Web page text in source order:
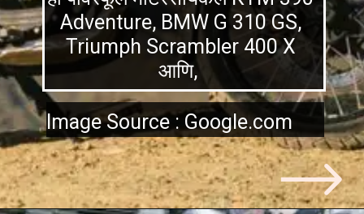
Adventure, BMW G 310 GS,
Triumph Scrambler 400 X
आणि,
Image Source : Google.com